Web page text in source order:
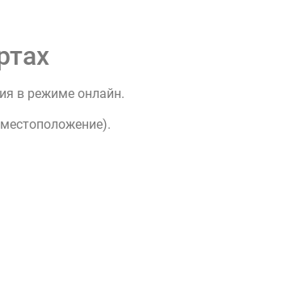
в режиме онлайн.